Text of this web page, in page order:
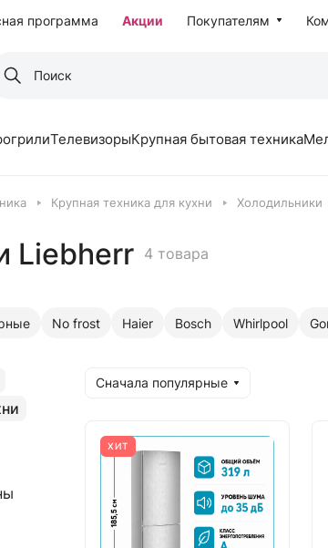
программа Акции Покупателям
ТелевизорыКрупная бытовая техника
Крупная техника для кухни Холодильники
Liebherr 4 товара
No frost Haier Bosch Whirlpool
Сначала популярные
ХИТ